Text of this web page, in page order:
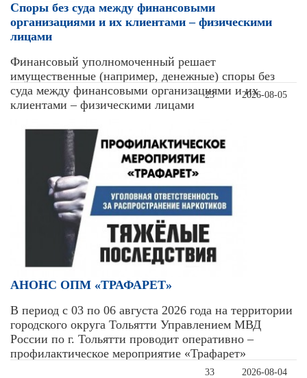
Cпоры без суда между финансовыми
организациями и их клиентами – физическими
лицами
Финансовый уполномоченный решает
имущественные (например, денежные) споры без
суда между финансовыми организациями и их
клиентами – физическими лицами
2026-08-05
23
АНОНС ОПМ «ТРАФАРЕТ»
В период с 03 по 06 августа 2026 года на территории
городского округа Тольятти Управлением МВД
России по г. Тольятти проводит оперативно –
профилактическое мероприятие «Трафарет»
2026-08-04
33